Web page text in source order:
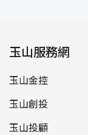
玉山服務網
玉山金控
玉山創投
玉山投顧